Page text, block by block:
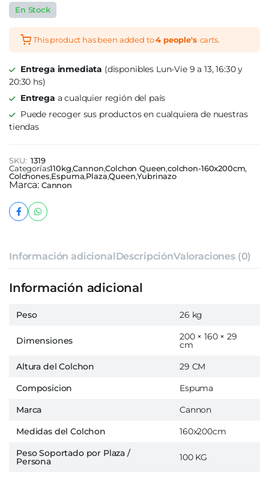
En Stock
This product has been added to4 people's carts.
Entrega inmediata (disponibles Lun-Vie 9 a 13, 16:30 y
20:30 hs)
Entrega a cualquier región del país
Puede recoger sus productos en cualquiera de nuestras
tiendas
SKU: 1319
Categorías110kg,Cannon,Colchon Queen,colchon-160x200cm,
Colchones,Espuma,Plaza,Queen,Yubrinazo
Marca: Cannon
Información adicionalDescripciónValoraciones (0)
Información adicional
Peso 26 kg
Dimensiones 200 × 160 × 29
cm
Altura del Colchon
29 CM
Composicion
Espuma
Marca
Cannon
Medidas del Colchon
160x200cm
Peso Soportado por Plaza /
Persona 100 KG